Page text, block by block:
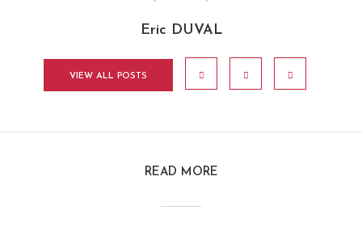
Eric DUVAL
VIEW ALL POSTS
READ MORE